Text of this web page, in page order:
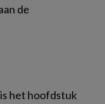
de
het hoofdstuk